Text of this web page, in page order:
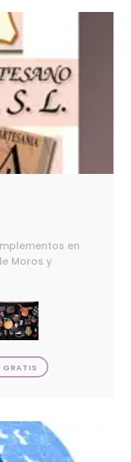
en
Moros y
GRATIS